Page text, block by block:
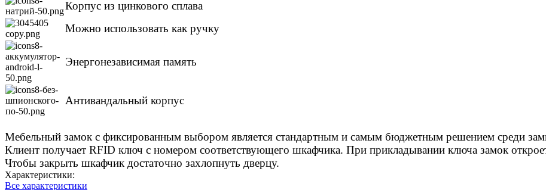
Корпус из цинкового сплава
Можно использовать как ручку
Энергонезависимая память
Антивандальный корпус
Мебельный замок с фиксированным выбором является стандартным и самым бюджетным решением среди
Клиент получает RFID ключ с номером соответствующего шкафчика. При прикладывании ключа замок
Чтобы закрыть шкафчик достаточно захлопнуть дверцу.
Характеристики:
Все характеристики